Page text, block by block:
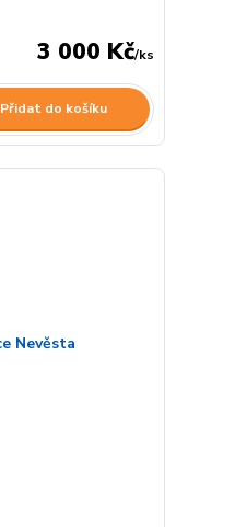
3 000 Kč/ks
Přidat do košíku